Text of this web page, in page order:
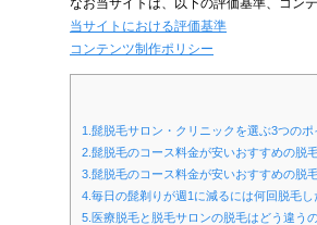
当サイトにおける評価基準
コンテンツ制作ポリシー
1.髭脱毛サロン・クリニックを選ぶ3つの
2.髭脱毛のコース料金が安いおすすめの脱
3.髭脱毛のコース料金が安いおすすめの脱
4.毎日の髭剃りが週1に減るには何回脱毛
5.医療脱毛と脱毛サロンの脱毛はどう違う